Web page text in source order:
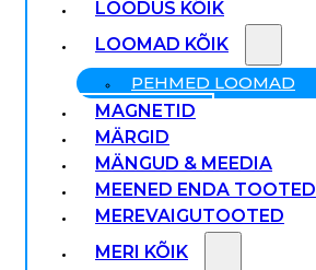
LOODUS KÕIK
LOOMAD KÕIK
PEHMED LOOMAD
MAGNETID
MÄRGID
MÄNGUD & MEEDIA
MEENED ENDA TOOTED
MEREVAIGUTOOTED
MERI KÕIK